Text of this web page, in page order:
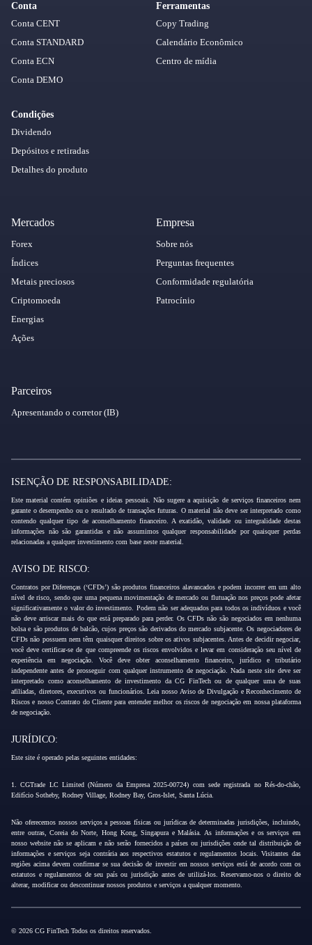
Conta
Conta CENT
Conta STANDARD
Conta ECN
Conta DEMO
Condições
Dividendo
Depósitos e retiradas
Detalhes do produto
Ferramentas
Copy Trading
Calendário Econômico
Centro de mídia
Mercados
Forex
Índices
Metais preciosos
Criptomoeda
Energias
Ações
Empresa
Sobre nós
Perguntas frequentes
Conformidade regulatória
Patrocínio
Parceiros
Apresentando o corretor (IB)
ISENÇÃO DE RESPONSABILIDADE:
Este material contém opiniões e ideias pessoais. Não sugere a aquisição de serviços financeiros nem
garante o desempenho ou o resultado de transações futuras. O material não deve ser interpretado como
contendo qualquer tipo de aconselhamento financeiro. A exatidão, validade ou integralidade destas
informações não são garantidas e não assumimos qualquer responsabilidade por quaisquer perdas
relacionadas a qualquer investimento com base neste material.
AVISO DE RISCO:
Contratos por Diferenças (‘CFDs’) são produtos financeiros alavancados e podem incorrer em um alto
nível de risco, sendo que uma pequena movimentação de mercado ou flutuação nos preços pode afetar
significativamente o valor do investimento. Podem não ser adequados para todos os indivíduos e você
não deve arriscar mais do que está preparado para perder. Os CFDs não são negociados em nenhuma
bolsa e são produtos de balcão, cujos preços são derivados do mercado subjacente. Os negociadores de
CFDs não possuem nem têm quaisquer direitos sobre os ativos subjacentes. Antes de decidir negociar,
você deve certificar-se de que compreende os riscos envolvidos e levar em consideração seu nível de
experiência em negociação. Você deve obter aconselhamento financeiro, jurídico e tributário
independente antes de prosseguir com qualquer instrumento de negociação. Nada neste site deve ser
interpretado como aconselhamento de investimento da CG FinTech ou de qualquer uma de suas
afiliadas, diretores, executivos ou funcionários. Leia nosso Aviso de Divulgação e Reconhecimento de
Riscos e nosso Contrato do Cliente para entender melhor os riscos de negociação em nossa plataforma
de negociação.
JURÍDICO:
Este site é operado pelas seguintes entidades:
1. CGTrade LC Limited (Número da Empresa 2025-00724) com sede registrada no Rés-do-chão,
Edifício Sotheby, Rodney Village, Rodney Bay, Gros-Islet, Santa Lúcia.
Não oferecemos nossos serviços a pessoas físicas ou jurídicas de determinadas jurisdições, incluindo,
entre outras, Coreia do Norte, Hong Kong, Singapura e Malásia. As informações e os serviços em
nosso website não se aplicam e não serão fornecidos a países ou jurisdições onde tal distribuição de
informações e serviços seja contrária aos respectivos estatutos e regulamentos locais. Visitantes das
regiões acima devem confirmar se sua decisão de investir em nossos serviços está de acordo com os
estatutos e regulamentos de seu país ou jurisdição antes de utilizá-los. Reservamo-nos o direito de
alterar, modificar ou descontinuar nossos produtos e serviços a qualquer momento.
© 2026 CG FinTech Todos os direitos reservados.